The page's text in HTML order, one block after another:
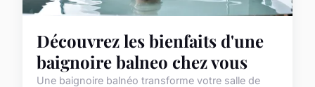
Découvrez les bienfaits d'une
baignoire balneo chez vous
Une baignoire balnéo transforme votre salle de